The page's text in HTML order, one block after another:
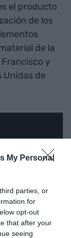
My Personal
parties, or
for
opt-out
that after your
seeing
el producto
de los
de la
y
Unidas de